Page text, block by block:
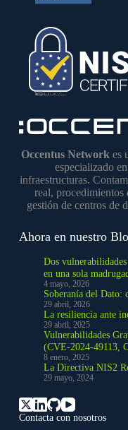
Occentus Network es
especializado
infraestructuras.
real, procedimientos
gestión de centros de
Contacta con nosotros
Ahora en nuestro
Dos
en una sola
4 mayo, 2026
Soberanía del Dato:
29 abril, 2026
La resiliencia ante
29 abril, 2025
Vulnerabilidades
(CVE-2024-49113,
8 enero, 2025
La Directiva NIS2
29 mayo, 2024